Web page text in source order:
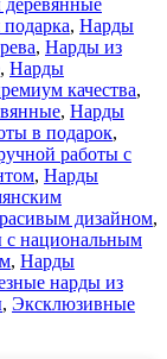
, Нарды
, Нарды из
, Нарды
качества,
, Нарды
в подарок,
работы с
, Нарды
дизайном,
национальным
, Нарды
нарды из
, Эксклюзивные